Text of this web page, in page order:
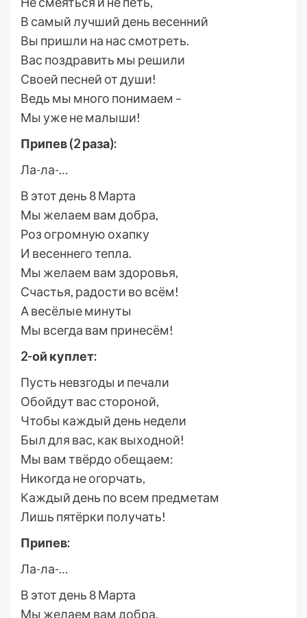
В самый лучший день весенний
Вы пришли на нас смотреть.
Вас поздравить мы решили
Своей песней от души!
Ведь мы много понимаем –
Мы уже не малыши!
Припев (2 раза):
Ла-ла-…
В этот день 8 Марта
Мы желаем вам добра,
Роз огромную охапку
И весеннего тепла.
Мы желаем вам здоровья,
Счастья, радости во всём!
А весёлые минуты
Мы всегда вам принесём!
2-ой куплет:
Пусть невзгоды и печали
Обойдут вас стороной,
Чтобы каждый день недели
Был для вас, как выходной!
Мы вам твёрдо обещаем:
Никогда не огорчать,
Каждый день по всем предметам
Лишь пятёрки получать!
Припев:
Ла-ла-…
В этот день 8 Марта
Мы желаем вам добра,